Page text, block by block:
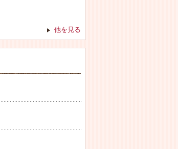
他を見る